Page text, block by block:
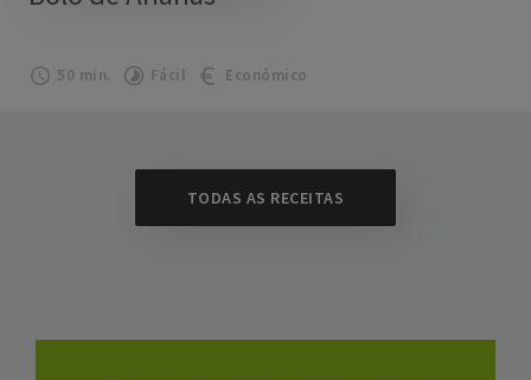
50 min. Fácil Económico
TODAS AS RECEITAS